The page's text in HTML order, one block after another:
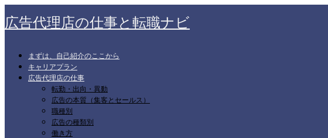
広告代理店の仕事と転職ナビ
まずは、自己紹介のここから
キャリアプラン
広告代理店の仕事
転勤・出向・異動
広告の本質（集客とセールス）
職種別
広告の種類別
働き方